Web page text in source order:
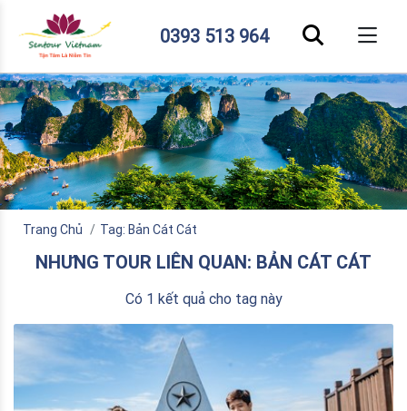
0393 513 964
Trang Chủ Tag: Bản Cát Cát
NHƯNG TOUR LIÊN QUAN: BẢN CÁT CÁT
Có 1 kết quả cho tag này